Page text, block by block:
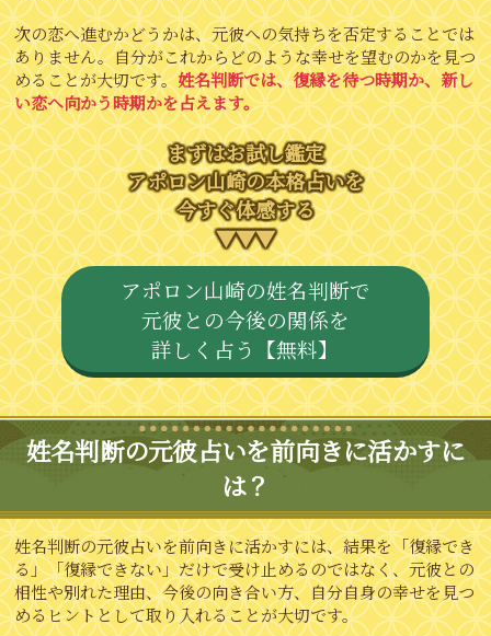
次の恋へ進むかどうかは、元彼への気持ちを否定することでは
ありません。自分がこれからどのような幸せを望むのかを見つ
めることが大切です。姓名判断では、復縁を待つ時期か、新し
い恋へ向かう時期かを占えます。
まずはお試し鑑定
アポロン山崎の本格占いを
今すぐ体感する
▼▼▼
アポロン山崎の姓名判断で
元彼との今後の関係を
詳しく占う【無料】
姓名判断の元彼占いを前向きに活かすに
は？
姓名判断の元彼占いを前向きに活かすには、結果を「復縁でき
る」「復縁できない」だけで受け止めるのではなく、元彼との
相性や別れた理由、今後の向き合い方、自分自身の幸せを見つ
めるヒントとして取り入れることが大切です。